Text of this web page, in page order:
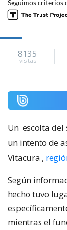
Seguimos criterios
8135
visitas
Un escolta del
un intento de
Vitacura ,
Según
hecho tuvo
mientras el